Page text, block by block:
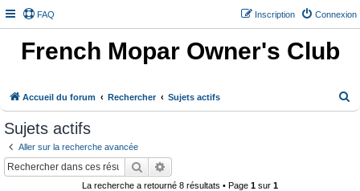
FAQ Connexion
Inscription
French Mopar Owner's Club
Accueil du forum Rechercher Sujets actifs
Sujets actifs
Aller sur la recherche avancée
Rechercher
La recherche a retourné 8 résultats • Page 1 sur 1